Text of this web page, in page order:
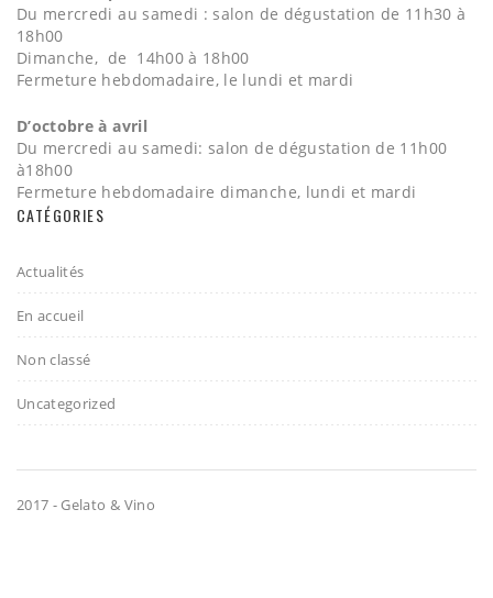
Du mercredi au samedi : salon de dégustation de 11h30 à
18h00
Dimanche, de 14h00 à 18h00
Fermeture hebdomadaire, le lundi et mardi
D’octobre à avril
Du mercredi au samedi: salon de dégustation de 11h00
à18h00
Fermeture hebdomadaire dimanche, lundi et mardi
CATÉGORIES
Actualités
En accueil
Non classé
Uncategorized
2017 - Gelato & Vino